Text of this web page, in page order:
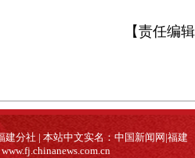
【责任编
建分社 | 本站中文实名：中国新闻网|福建
www.fj.chinanews.com.cn